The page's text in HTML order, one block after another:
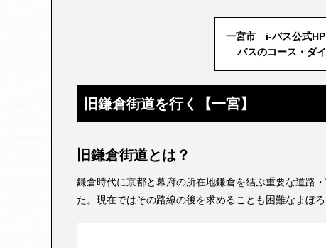
一宮市 i-バス公式HP
バスのコース・ダ
旧鎌倉街道を行く【一宮】
旧鎌倉街道とは？
鎌倉時代に京都と幕府の所在地鎌倉を結ぶ重要な道路
た。現在ではその路線の後を求めることも困難なまぼろ